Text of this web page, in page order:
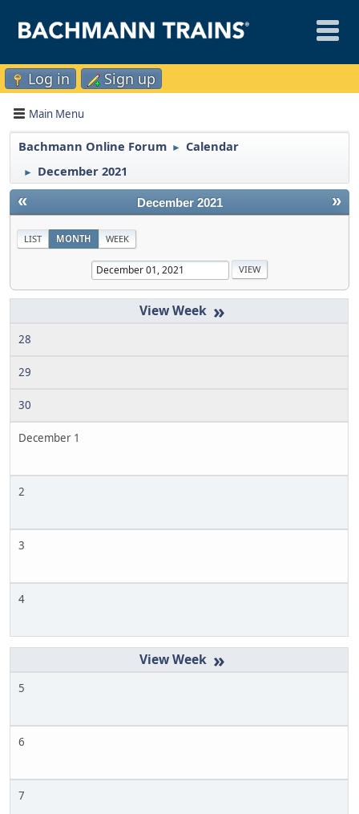
Log in Sign up
Main Menu
Bachmann Online Forum ► Calendar
► December 2021
« »
December 2021
LIST MONTH WEEK
»
28
29
30
December 1
2
3
4
»
5
6
7